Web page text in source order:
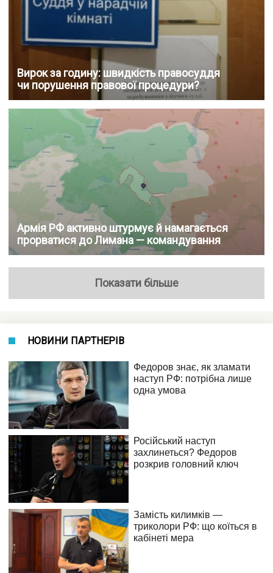
Вирок за годину: швидкість правосуддя
чи порушення правової процедури?
Армія РФ активно штурмує й намагається
прорватися до Лимана — командування
Показати більше
НОВИНИ ПАРТНЕРІВ